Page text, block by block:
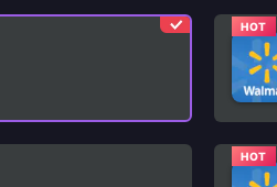
HOT
HOT